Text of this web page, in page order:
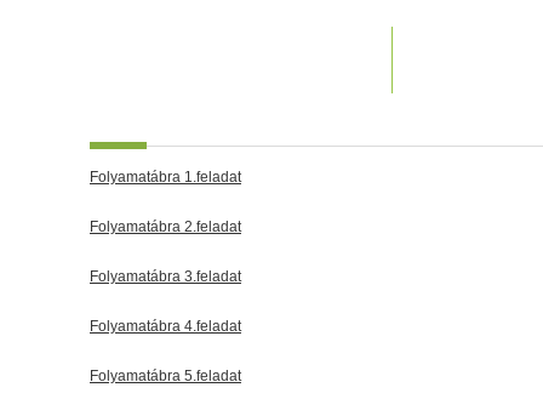
Folyamatábra 1.feladat
Folyamatábra 2.feladat
Folyamatábra 3.feladat
Folyamatábra 4.feladat
Folyamatábra 5.feladat